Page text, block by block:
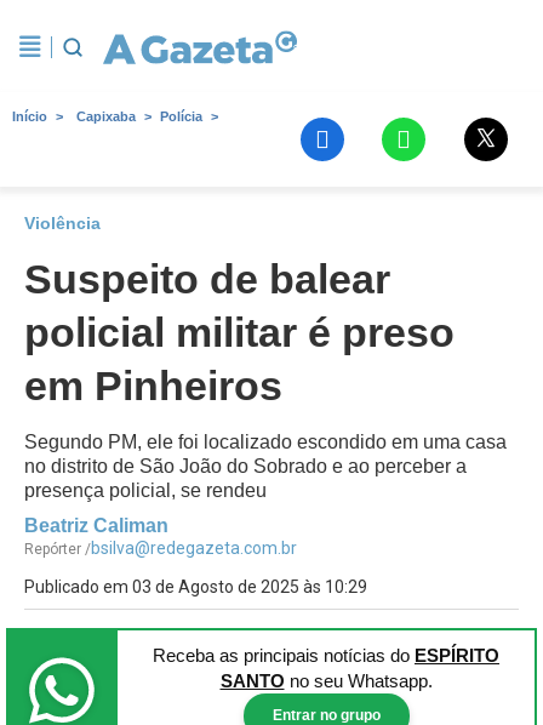
Início Capixaba Polícia
Violência
Suspeito de balear
policial militar é preso
em Pinheiros
Segundo PM, ele foi localizado escondido em uma casa
no distrito de São João do Sobrado e ao perceber a
presença policial, se rendeu
Beatriz Caliman
Repórter /bsilva@redegazeta.com.br
Publicado em 03 de Agosto de 2025 às 10:29
Receba as principais notícias do ESPÍRITO
SANTO no seu Whatsapp.
Entrar no grupo